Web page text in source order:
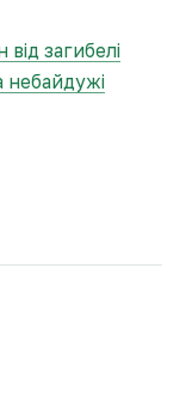
загибелі
небайдужі